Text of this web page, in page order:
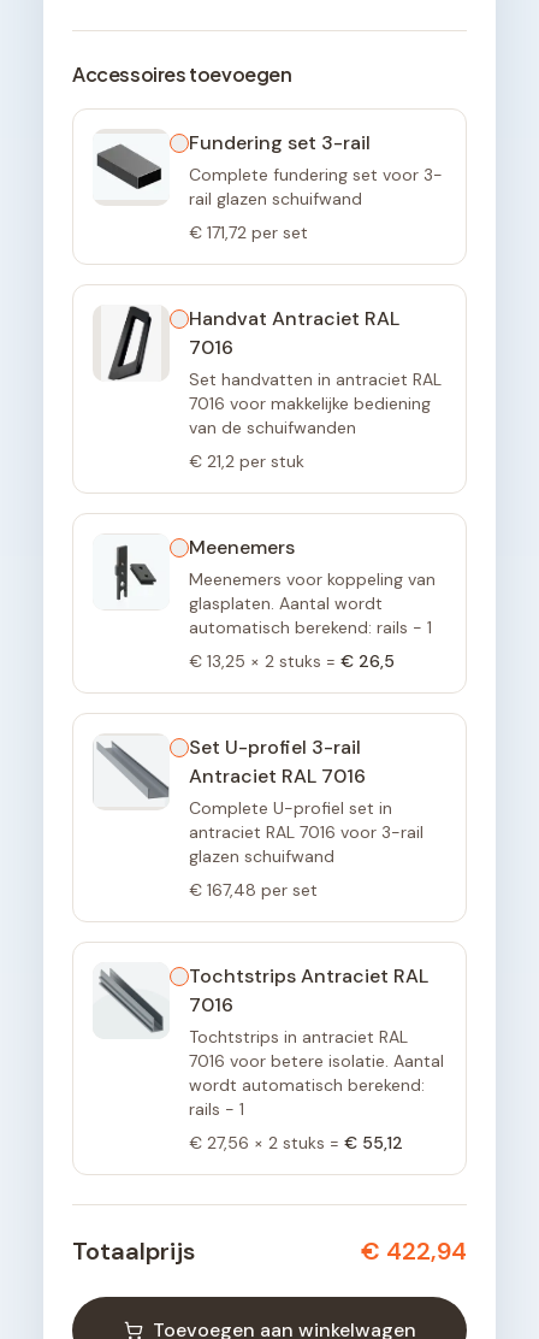
Accessoires toevoegen
Fundering set 3-rail
Complete fundering set voor 3-
rail glazen schuifwand
€ 171,72 per set
Handvat Antraciet RAL
7016
Set handvatten in antraciet RAL
7016 voor makkelijke bediening
van de schuifwanden
€ 21,2 per stuk
Meenemers
Meenemers voor koppeling van
glasplaten. Aantal wordt
automatisch berekend: rails - 1
€ 13,25 × 2 stuks = € 26,5
Set U-profiel 3-rail
Antraciet RAL 7016
Complete U-profiel set in
antraciet RAL 7016 voor 3-rail
glazen schuifwand
€ 167,48 per set
Tochtstrips Antraciet RAL
7016
Tochtstrips in antraciet RAL
7016 voor betere isolatie. Aantal
wordt automatisch berekend:
rails - 1
€ 27,56 × 2 stuks = € 55,12
Totaalprijs € 422,94
Toevoegen aan winkelwagen